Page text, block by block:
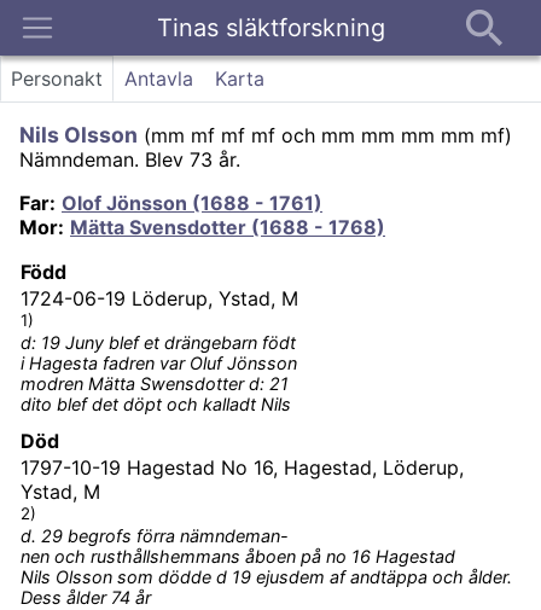
Tinas släktforskning
Kontakt
Personakt Antavla Karta
Nils Olsson (mm mf mf mf och mm mm mm mm mf)
Nämndeman. Blev 73 år.
Far: Olof Jönsson (1688 - 1761)
Mor: Mätta Svensdotter (1688 - 1768)
Född
1724-06-19 Löderup, Ystad, M
1)
d: 19 Juny blef et drängebarn födt
i Hagesta fadren var Oluf Jönsson
modren Mätta Swensdotter d: 21
dito blef det döpt och kalladt Nils
Död
1797-10-19 Hagestad No 16, Hagestad, Löderup,
Ystad, M
2)
d. 29 begrofs förra nämndeman-
nen och rusthållshemmans åboen på no 16 Hagestad
Nils Olsson som dödde d 19 ejusdem af andtäppa och ålder.
Dess ålder 74 år